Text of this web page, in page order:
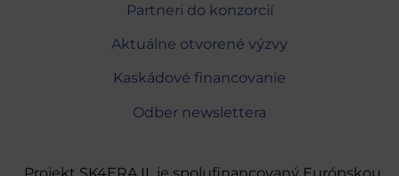
Partneri do konzorcií
Aktuálne otvorené výzvy
Kaskádové financovanie
Odber newslettera